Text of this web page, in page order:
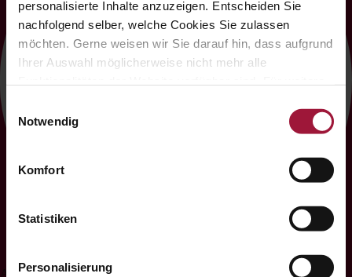
personalisierte Inhalte anzuzeigen. Entscheiden Sie
nachfolgend selber, welche Cookies Sie zulassen
möchten. Gerne weisen wir Sie darauf hin, dass aufgrund
Ihrer Auswahl möglicherweise nicht mehr alle
Datenschutzerklärung und Cookie Policy.
Notwendig
Komfort
Statistiken
Personalisierung
Akadálymentességi beállítások